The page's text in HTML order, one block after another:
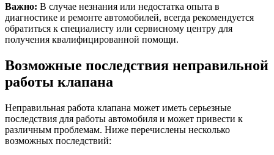
Важно: В случае незнания или недостатка опыта в
диагностике и ремонте автомобилей, всегда рекомендуется
обратиться к специалисту или сервисному центру для
получения квалифицированной помощи.
Возможные последствия неправильной
работы клапана
Неправильная работа клапана может иметь серьезные
последствия для работы автомобиля и может привести к
различным проблемам. Ниже перечислены несколько
возможных последствий: